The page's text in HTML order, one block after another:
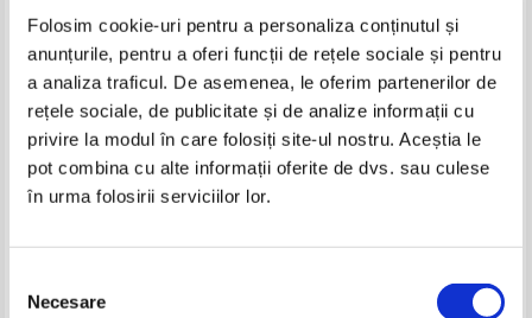
Folosim cookie-uri pentru a personaliza conținutul și
anunțurile, pentru a oferi funcții de rețele sociale și pentru
a analiza traficul. De asemenea, le oferim partenerilor de
rețele sociale, de publicitate și de analize informații cu
privire la modul în care folosiți site-ul nostru. Aceștia le
pot combina cu alte informații oferite de dvs. sau culese
în urma folosirii serviciilor lor.
consimțământului
Necesare
caine scris de un puric Dan
Pret: 12,00Lei 9,00 Lei
Adaugă în coș
poezie
Pret:16,00Lei 10,40 Lei
Adaugă în coș
-35% -30%